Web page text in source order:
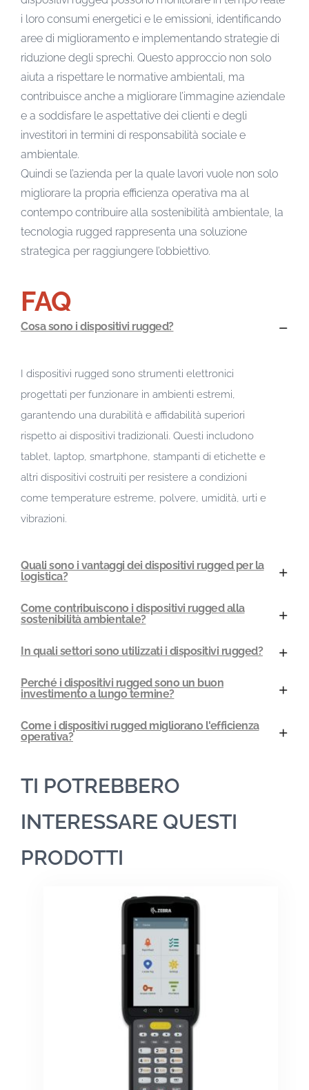
i loro consumi energetici e le emissioni, identificando
aree di miglioramento e implementando strategie di
riduzione degli sprechi. Questo approccio non solo
aiuta a rispettare le normative ambientali, ma
contribuisce anche a migliorare l’immagine aziendale
e a soddisfare le aspettative dei clienti e degli
investitori in termini di responsabilità sociale e
ambientale.
Quindi se l’azienda per la quale lavori vuole non solo
migliorare la propria efficienza operativa ma al
contempo contribuire alla sostenibilità ambientale, la
tecnologia rugged rappresenta una soluzione
strategica per raggiungere l’obbiettivo.
FAQ
Cosa sono i dispositivi rugged?
I dispositivi rugged sono strumenti elettronici
progettati per funzionare in ambienti estremi,
garantendo una durabilità e affidabilità superiori
rispetto ai dispositivi tradizionali. Questi includono
tablet, laptop, smartphone, stampanti di etichette e
altri dispositivi costruiti per resistere a condizioni
come temperature estreme, polvere, umidità, urti e
vibrazioni.
Quali sono i vantaggi dei dispositivi rugged per la
logistica?
Come contribuiscono i dispositivi rugged alla
sostenibilità ambientale?
In quali settori sono utilizzati i dispositivi rugged?
Perché i dispositivi rugged sono un buon
investimento a lungo termine?
Come i dispositivi rugged migliorano l'efficienza
operativa?
TI POTREBBERO
INTERESSARE QUESTI
PRODOTTI